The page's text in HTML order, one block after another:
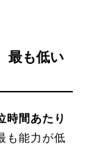
最も低い
時間あたり
も能力が低